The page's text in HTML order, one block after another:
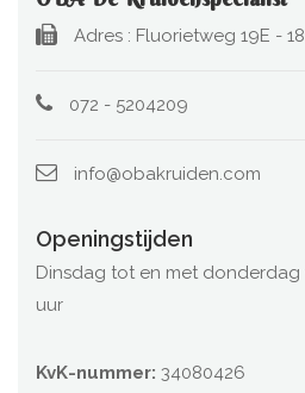
Adres : Fluorietweg 19E -
072 - 5204209
info@obakruiden.com
Openingstijden
Dinsdag tot en met donderdag
uur
KvK-nummer: 34080426